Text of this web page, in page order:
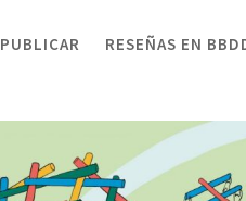
PUBLICAR RESEÑAS EN